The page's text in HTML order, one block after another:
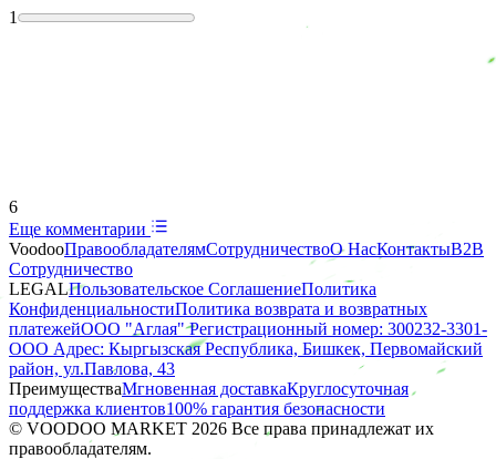
1
6
Еще комментарии
VoodooПравообладателямСотрудничествоО НасКонтактыB2B
Сотрудничество
LEGALПользовательское СоглашениеПолитика
КонфиденциальностиПолитика возврата и возвратных
платежейООО "Аглая" Регистрационный номер: 300232-3301-
ООО Адрес: Кыргызская Республика, Бишкек, Первомайский
район, ул.Павлова, 43
ПреимуществаМгновенная доставкаКруглосуточная
поддержка клиентов100% гарантия безопасности
© VOODOO MARKET 2026 Все права принадлежат их
правообладателям.